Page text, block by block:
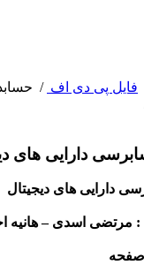
فایل پی دی اف /
دارایی های
دارایی های دیجیتال
مرتضی اسدی – هانیه